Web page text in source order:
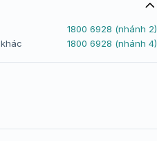
1800 6928 (nhánh 2)
1800 6928 (nhánh 4)